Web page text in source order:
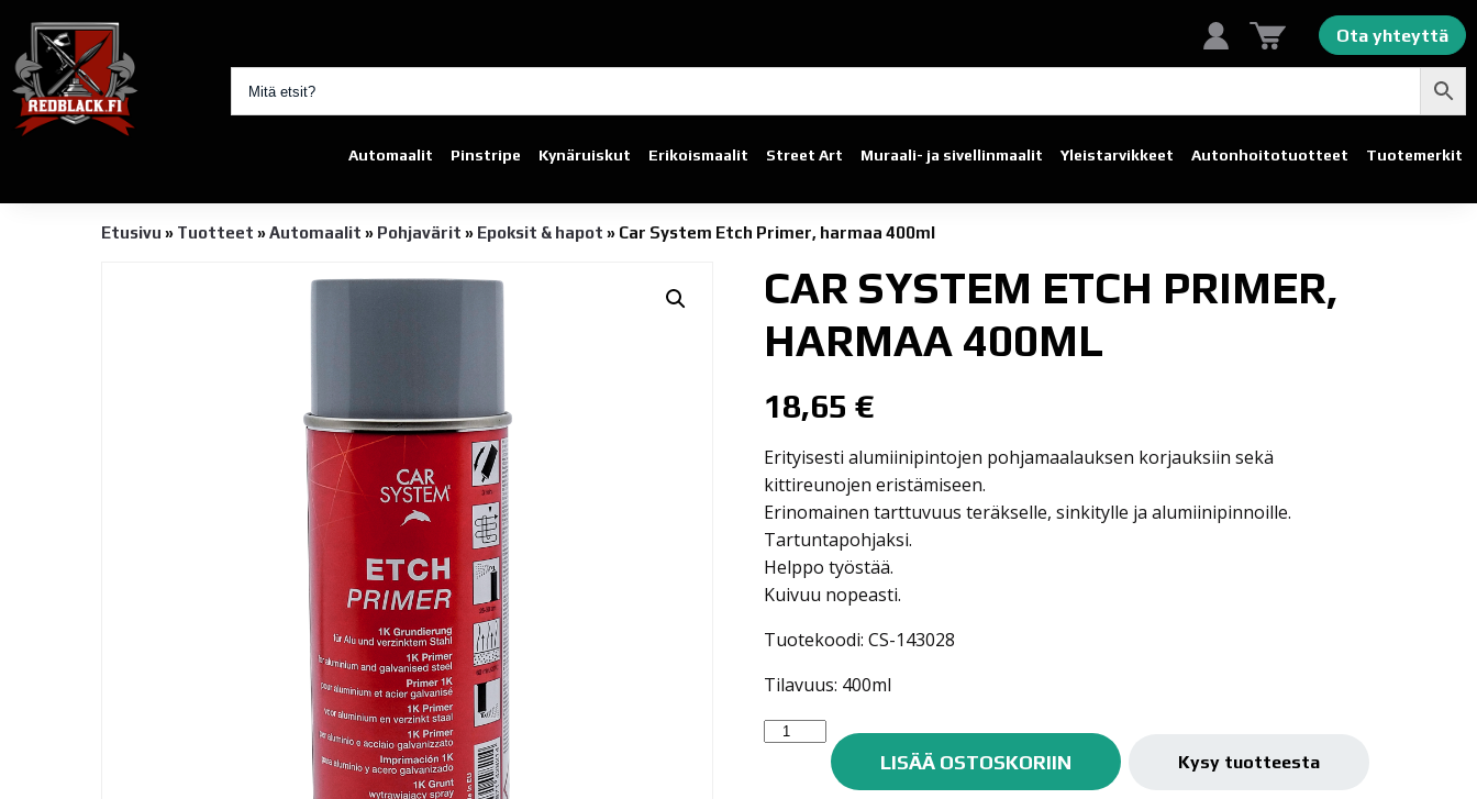
Ota yhteyttä
Automaalit Pinstripe Kynäruiskut Erikoismaalit Street Art Muraali- ja sivellinmaalit Yleistarvikkeet Autonhoito­tuotteet Tuotemerkit
Etusivu » Tuotteet » Automaalit » Pohjavärit » Epoksit & hapot » Car System Etch Primer, harmaa 400ml
CAR SYSTEM ETCH PRIMER,
HARMAA 400ML
18,65€
Erityisesti alumiinipintojen pohjamaalauksen korjauksiin sekä
kittireunojen eristämiseen.
Erinomainen tarttuvuus teräkselle, sinkitylle ja alumiinipinnoille.
Tartuntapohjaksi.
Helppo työstää.
Kuivuu nopeasti.
Tuotekoodi: CS-143028
Tilavuus: 400ml
Car
LISÄÄ OSTOSKORIIN Kysy tuotteesta